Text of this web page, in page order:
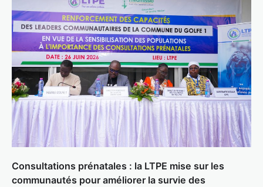
Consultations prénatales : la LTPE mise sur les
communautés pour améliorer la survie des